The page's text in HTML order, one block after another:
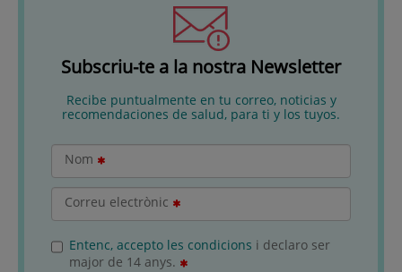
Subscriu-te a la nostra Newsletter
Recibe puntualmente en tu correo, noticias y
recomendaciones de salud, para ti y los tuyos.
Nom
Correu electrònic
Entenc, accepto les condicions i declaro ser
major de 14 anys.